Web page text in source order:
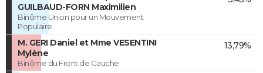
GUILBAUD-FORN Maximilien
Binôme Union pour un Mouvement
Populaire
M. GERI Daniel et Mme VESENTINI
Mylène
Binôme du Front de Gauche
13,79%